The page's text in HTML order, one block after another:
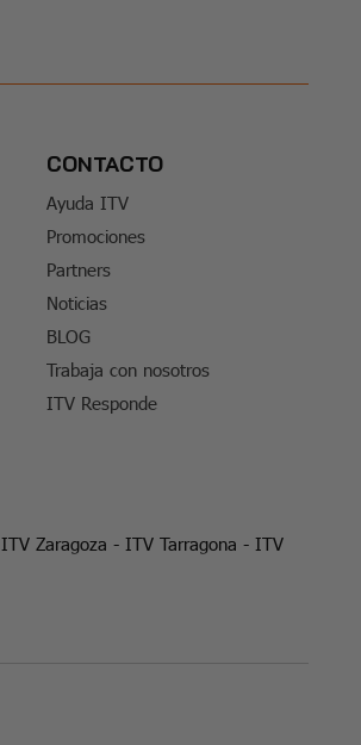
CONTACTO
Ayuda ITV
Promociones
Partners
Noticias
BLOG
Trabaja con nosotros
ITV Responde
ITV Zaragoza - ITV Tarragona - ITV